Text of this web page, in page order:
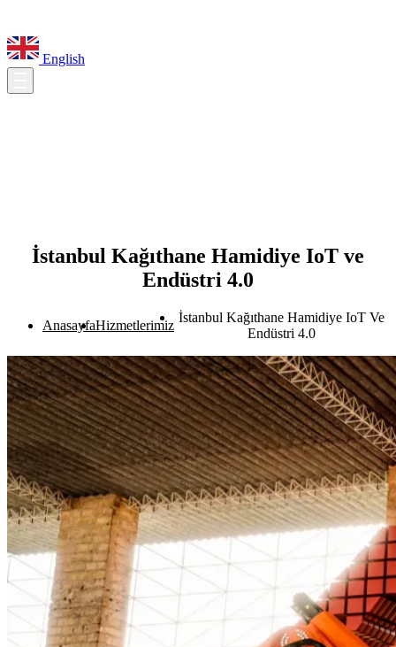
English
İstanbul Kağıthane Hamidiye IoT ve
Endüstri 4.0
AnasayfaHizmetlerimiz
İstanbul Kağıthane Hamidiye IoT Ve
Endüstri 4.0